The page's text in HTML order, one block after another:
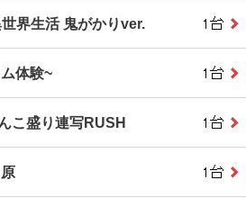
界生活 鬼がかりver.
体験~
こ盛り連写RUSH